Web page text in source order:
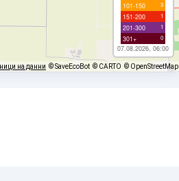
101-150 3
151-200 1
201-300 1
301+ 0
07.08.2026, 06:00
на данни © SaveEcoBot © CARTO © OpenStreetMap